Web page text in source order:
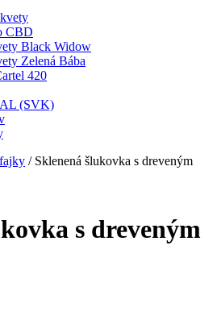
CBD
Black Widow
Zelená Bába
420
(SVK)
/ Sklenená šlukovka s dreveným
s dreveným